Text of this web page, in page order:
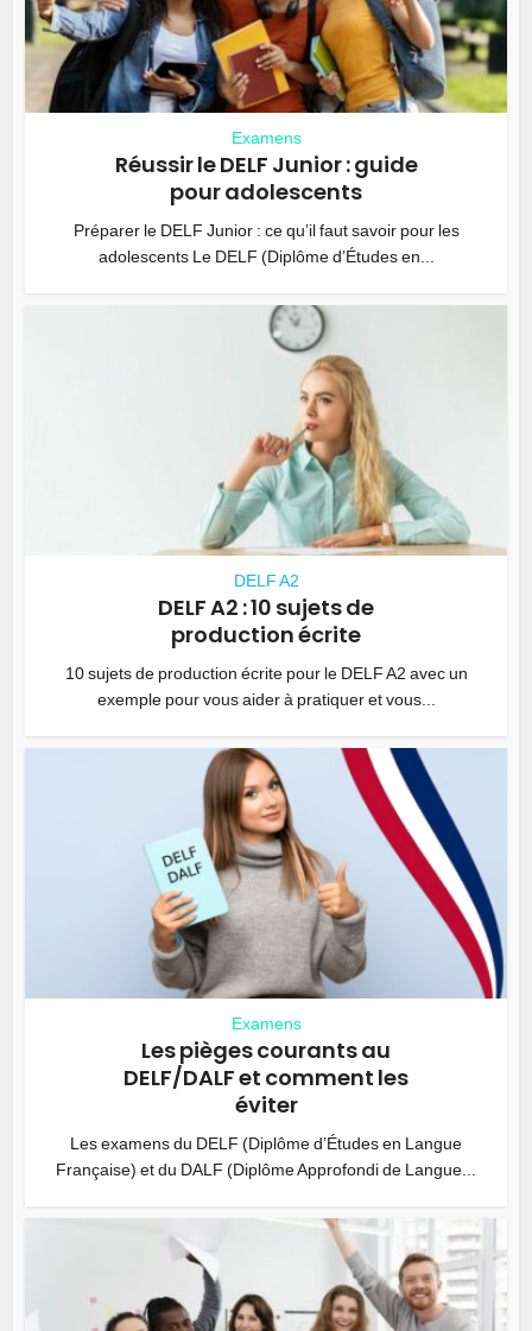
Examens
Réussir le DELF Junior : guide
pour adolescents
Préparer le DELF Junior : ce qu’il faut savoir pour les
adolescents Le DELF (Diplôme d’Études en...
DELF A2
DELF A2 : 10 sujets de
production écrite
10 sujets de production écrite pour le DELF A2 avec un
exemple pour vous aider à pratiquer et vous...
Examens
Les pièges courants au
DELF/DALF et comment les
éviter
Les examens du DELF (Diplôme d’Études en Langue
Française) et du DALF (Diplôme Approfondi de Langue...